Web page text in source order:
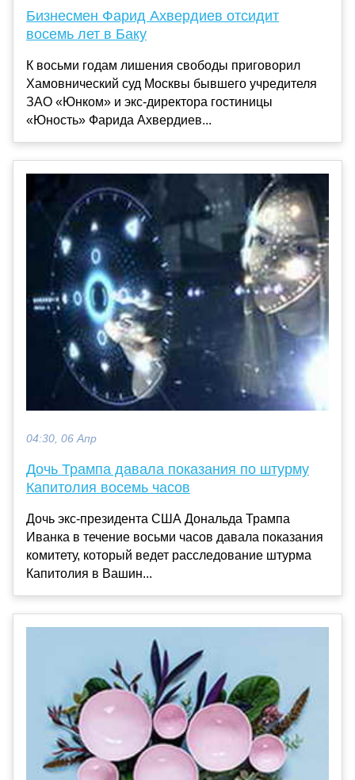
Бизнесмен Фарид Ахвердиев отсидит
восемь лет в Баку
К восьми годам лишения свободы приговорил
Хамовнический суд Москвы бывшего учредителя
ЗАО «Юнком» и экс-директора гостиницы
«Юность» Фарида Ахвердиев...
04:30, 06 Апр
Дочь Трампа давала показания по штурму
Капитолия восемь часов
Дочь экс-президента США Дональда Трампа
Иванка в течение восьми часов давала показания
комитету, который ведет расследование штурма
Капитолия в Вашин...